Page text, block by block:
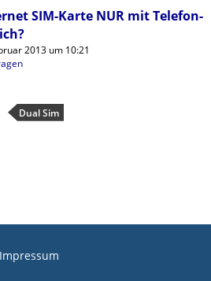
SIM-Karte NUR mit Telefon-
2013 um 10:21
Dual Sim
Impressum